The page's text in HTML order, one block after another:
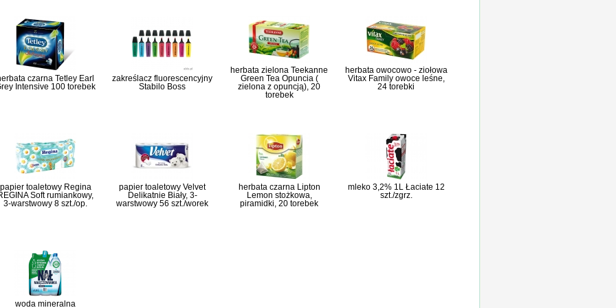
czarna Tetley Earl
Intensive 100 torebek
zakreślacz fluorescencyjny
Stabilo Boss
herbata zielona Teekanne
Green Tea Opuncia (
zielona z opuncją), 20
torebek
herbata owocowo - ziołowa
Vitax Family owoce leśne,
24 torebki
papier toaletowy Regina
Soft rumiankowy,
3-warstwowy 8 szt./op.
papier toaletowy Velvet
Delikatnie Biały, 3-
warstwowy 56 szt./worek
herbata czarna Lipton
Lemon stożkowa,
piramidki, 20 torebek
mleko 3,2% 1L Łaciate 12
szt./zgrz.
woda mineralna